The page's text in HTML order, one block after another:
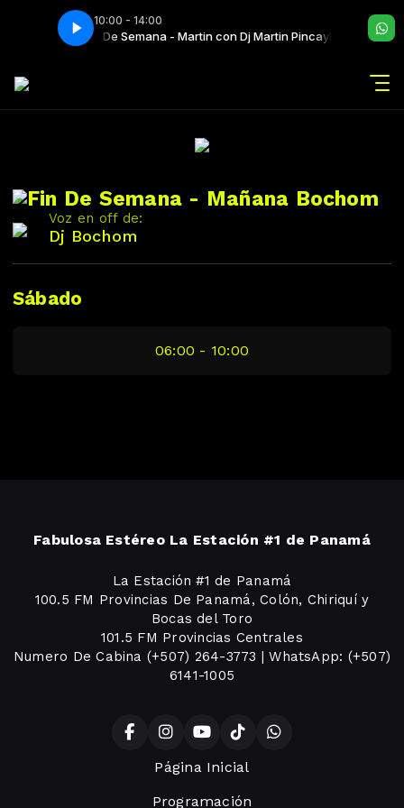
10:00 - 14:00
Fin De Semana - Martin con Dj Martin PincayFin De
Fin De Semana - Mañana Bochom
Voz en off de:
Dj Bochom
Sábado
06:00 - 10:00
Fabulosa Estéreo La Estación #1 de Panamá
La Estación #1 de Panamá
100.5 FM Provincias De Panamá, Colón, Chiriquí y
Bocas del Toro
101.5 FM Provincias Centrales
Numero De Cabina (+507) 264-3773 | WhatsApp: (+507)
6141-1005
Página Inicial
Programación